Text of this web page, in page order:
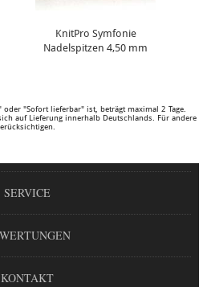
KnitPro Symfonie
Nadelspitzen 4,50 mm
"Sofort lieferbar" ist, beträgt maximal 2 Tage.
auf Lieferung innerhalb Deutschlands. Für andere
SERVICE
KONTAKT